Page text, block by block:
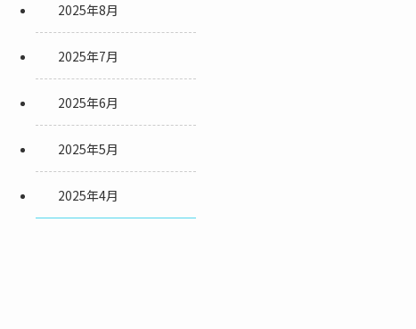
2025年8月
2025年7月
2025年6月
2025年5月
2025年4月